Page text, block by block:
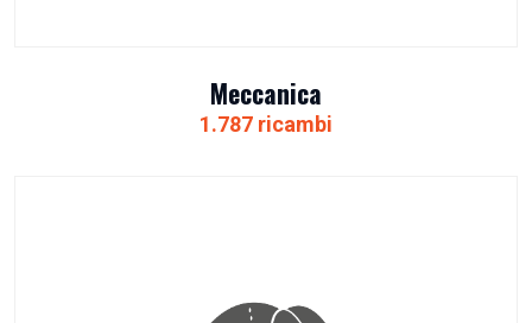
Meccanica
1.787 ricambi